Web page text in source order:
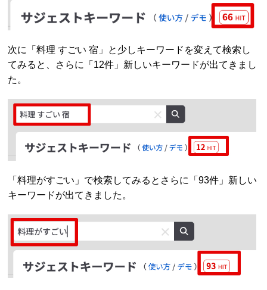
次に「料理 すごい 宿」と少しキーワードを変えて検索し
てみると、さらに「12件」新しいキーワードが出てきまし
た。
「料理がすごい」で検索してみるとさらに「93件」新しい
キーワードが出てきました。